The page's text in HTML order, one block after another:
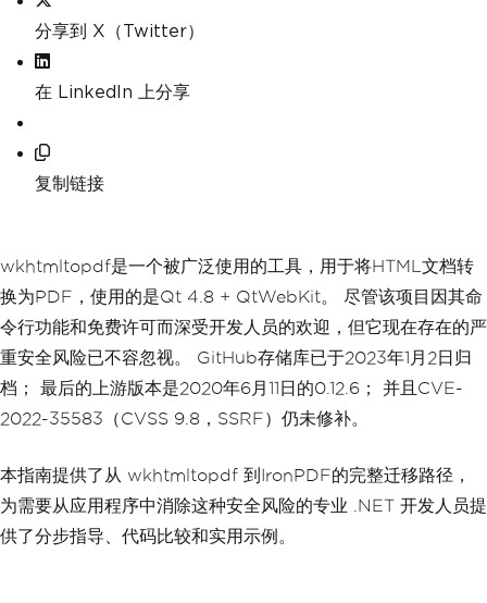
分享到 X（Twitter）
在 LinkedIn 上分享
复制链接
wkhtmltopdf是一个被广泛使用的工具，用于将HTML文档转
换为PDF，使用的是Qt 4.8 + QtWebKit。 尽管该项目因其命
令行功能和免费许可而深受开发人员的欢迎，但它现在存在的严
重安全风险已不容忽视。 GitHub存储库已于2023年1月2日归
档； 最后的上游版本是2020年6月11日的0.12.6； 并且CVE-
2022-35583（CVSS 9.8，SSRF）仍未修补。
本指南提供了从 wkhtmltopdf 到IronPDF的完整迁移路径，
为需要从应用程序中消除这种安全风险的专业 .NET 开发人员提
供了分步指导、代码比较和实用示例。